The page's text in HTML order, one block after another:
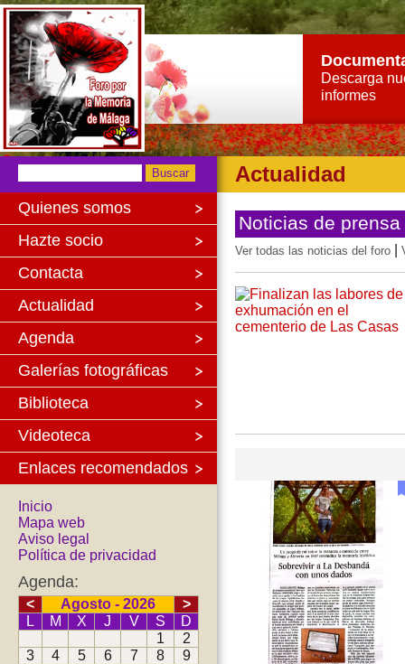
Descarga
informes
Quienes somos
Hazte socio
Contacta
Actualidad
Agenda
Galerías fotográficas
Biblioteca
Videoteca
Enlaces recomendados
Inicio
Mapa web
Aviso legal
Política de privacidad
Agenda:
< Agosto - 2026
>
L
M X J V S
D
1
2
3
4 5 6 7 8
9
Actualidad
Noticias de prensa
Ver todas las noticias del foro